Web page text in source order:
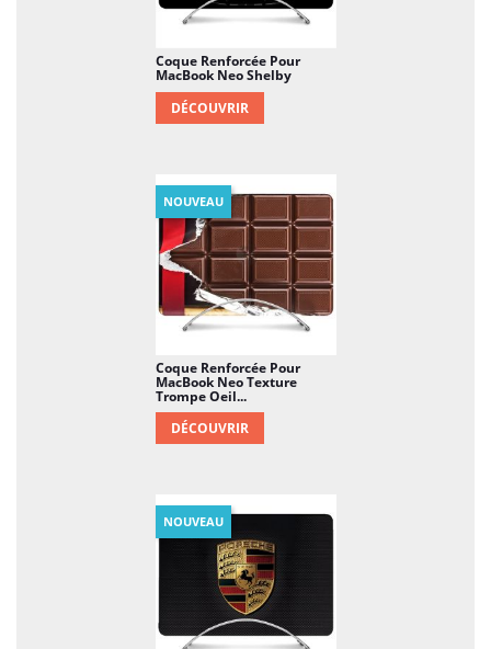
Coque Renforcée Pour
MacBook Neo Shelby
DÉCOUVRIR
Coque Renforcée Pour
MacBook Neo Texture
Trompe Oeil...
DÉCOUVRIR
NOUVEAU
NOUVEAU